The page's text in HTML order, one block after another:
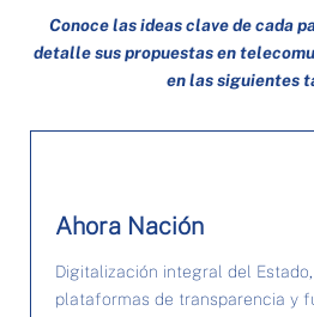
Conoce las ideas clave de cada
detalle sus propuestas en
en las siguientes
Ahora Nación
Digitalización integral del
plataformas de transparencia y